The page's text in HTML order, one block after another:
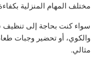
مختلف المهام المنزلية
سواء كنت بحاجة إلى تنظيف
والكوي، أو تحضير وجبات
مثالي.